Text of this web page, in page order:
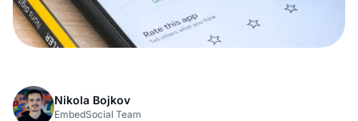
Nikola Bojkov
EmbedSocial Team